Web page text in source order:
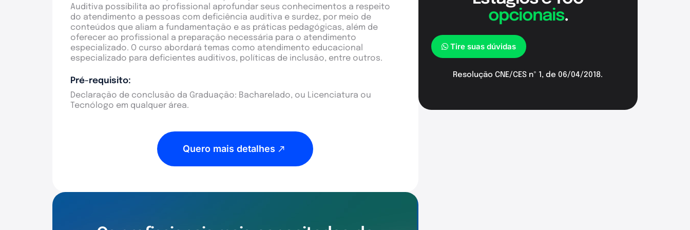
Auditiva possibilita ao profissional aprofundar seus conhecimentos a respeito
do atendimento a pessoas com deficiência auditiva e surdez, por meio de
conteúdos que aliam a fundamentação e as práticas pedagógicas, além de
oferecer ao profissional a preparação necessária para o atendimento
especializado. O curso abordará temas como atendimento educacional
especializado para deficientes auditivos, políticas de inclusão, entre outros.
Pré-requisito:
Declaração de conclusão da Graduação: Bacharelado, ou Licenciatura ou
Tecnólogo em qualquer área.
Quero mais detalhes
opcionais.
Tire suas dúvidas
Resolução CNE/CES nº 1, de 06/04/2018.